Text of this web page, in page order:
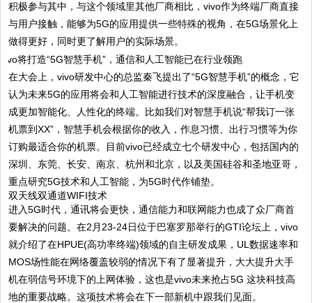
积极参与其中，与这个领域里其他厂商相比，vivo作为终端厂商直接
与用户接触，能够为5G的应用提供一些特殊的视角，在5G场景化上
做得更好，同时更了解用户的实际场景。
在大会上，vivo研发中心的总监秦飞提出了“5G智慧手机”的概念，它
认为未来5G的应用将会和人工智能进行技术的深度融合，让手机变
成更加智能化、人性化的终端。比如我们对智慧手机说“帮我订一张
机票到XX”，智慧手机会根据你的收入，作息习惯、出行习惯等为你
订购最适合你的机票。目前vivo已经成立七个研发中心，包括国内的
深圳、东莞、长安、南京、杭州和北京，以及美国硅谷和圣地亚哥，
重点研究5G技术和人工智能，为5G时代作铺垫。
双天线双通道WIFI技术
进入5G时代，通讯将会更快，通信能力和联网能力也成了众厂商首
要解决的问题。在2月23-24日位于巴塞罗那举行的GTI论坛上，vivo
就介绍了在HPUE(高功率终端)领域的自主研发成果，UL数据速率和
MOS场性能在网络覆盖较弱的情况下有了显著提升，大大提升大手
机在弱信号环境下的上网体验，这也是vivo未来抢占5G 这块科技高
地的重要战略。这项技术将会在下一部新机中跟我们见面。